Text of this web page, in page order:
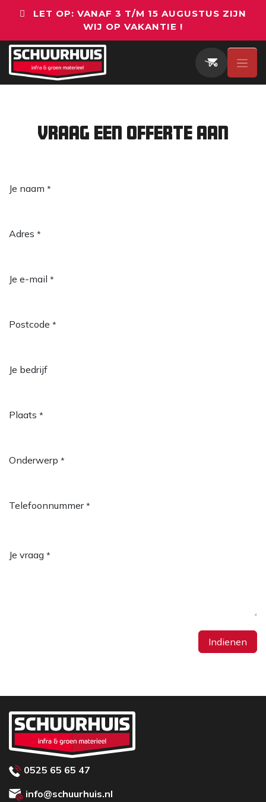
LET OP: VANAF 3 T/M 15 AUGUSTUS ZIJN
WIJ OP VAKANTIE !
Vraag een offerte aan
Je naam *
Adres *
Je e-mail *
Postcode *
Je bedrijf
Plaats *
Onderwerp *
Telefoonnummer*
Je vraag *
Indienen
0525 65 65 47
info@schuurhuis.nl